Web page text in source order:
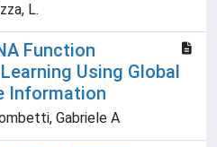
L.
Function
Using Global
Information
Gabriele A